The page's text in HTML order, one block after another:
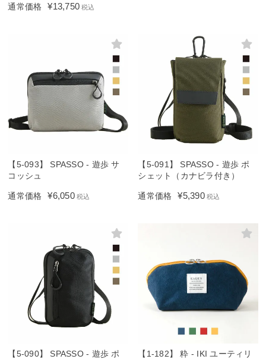
通常価格 ¥13,750 税込
【5-093】 SPASSO - 遊歩 サ
コッシュ
通常価格 ¥6,050 税込
【5-091】 SPASSO - 遊歩 ポ
シェット（カナビラ付き）
通常価格 ¥5,390 税込
【5-090】 SPASSO - 遊歩 ポ
【1-182】 粋 - IKI ユーティリ